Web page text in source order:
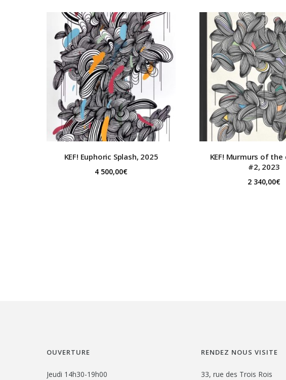
KEF! Euphoric Splash, 2025
4 500,00€
KEF! Murmurs of the
#2, 2023
2 340,00€
OUVERTURE
Jeudi 14h30-19h00
RENDEZ NOUS VISITE
33, rue des Trois Rois